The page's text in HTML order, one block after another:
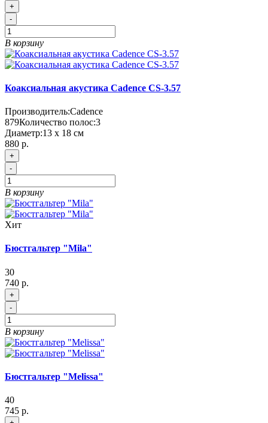
+
-
В корзину
Коаксиальная акустика Cadence CS-3.57
Производитель:Cadence
879Количество полос:3
Диаметр:13 x 18 см
880 р.
+
-
В корзину
Хит
Бюстгальтер "Mila"
30
740 р.
+
-
В корзину
Бюстгальтер "Melissa"
40
745 р.